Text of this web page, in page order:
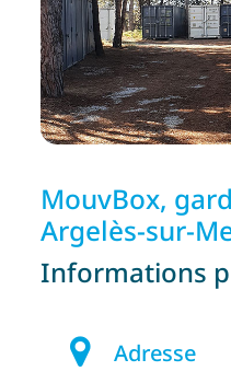
MouvBox,
Argelès-sur-
Informations
Adresse